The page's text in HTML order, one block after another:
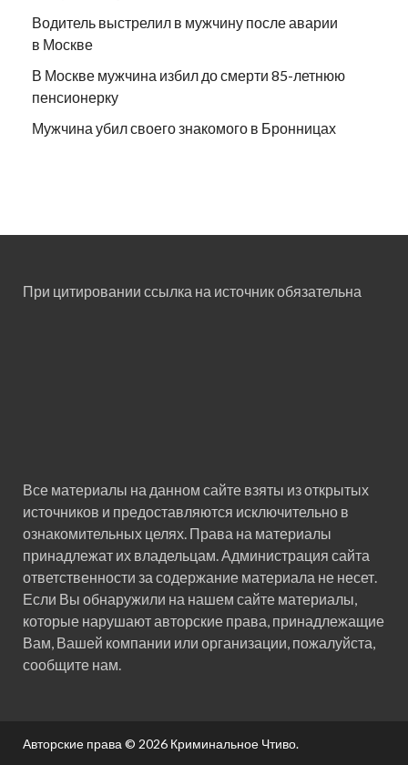
Водитель выстрелил в мужчину после аварии
в Москве
В Москве мужчина избил до смерти 85-летнюю
пенсионерку
Мужчина убил своего знакомого в Бронницах
При цитировании ссылка на источник обязательна
Все материалы на данном сайте взяты из открытых
источников и предоставляются исключительно в
ознакомительных целях. Права на материалы
принадлежат их владельцам. Администрация сайта
ответственности за содержание материала не несет.
Если Вы обнаружили на нашем сайте материалы,
которые нарушают авторские права, принадлежащие
Вам, Вашей компании или организации, пожалуйста,
сообщите нам.
Авторские права © 2026 Криминальное Чтиво.